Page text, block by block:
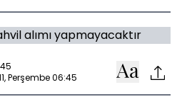
Perşembe 06:45